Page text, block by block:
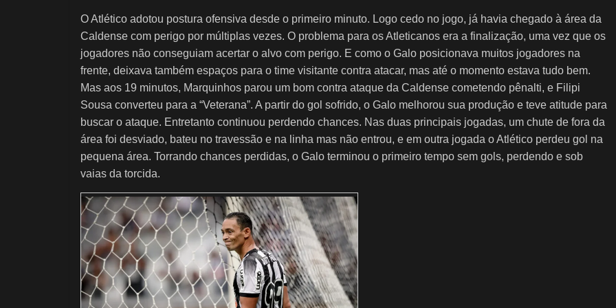
O Atlético adotou postura ofensiva desde o primeiro minuto. Logo cedo no jogo, já havia chegado à área da
Caldense com perigo por múltiplas vezes. O problema para os Atleticanos era a finalização, uma vez que os
jogadores não conseguiam acertar o alvo com perigo. E como o Galo posicionava muitos jogadores na
frente, deixava também espaços para o time visitante contra atacar, mas até o momento estava tudo bem.
Mas aos 19 minutos, Marquinhos parou um bom contra ataque da Caldense cometendo pênalti, e Filipi
Sousa converteu para a “Veterana”. A partir do gol sofrido, o Galo melhorou sua produção e teve atitude para
buscar o ataque. Entretanto continuou perdendo chances. Nas duas principais jogadas, um chute de fora da
área foi desviado, bateu no travessão e na linha mas não entrou, e em outra jogada o Atlético perdeu gol na
pequena área. Torrando chances perdidas, o Galo terminou o primeiro tempo sem gols, perdendo e sob
vaias da torcida.